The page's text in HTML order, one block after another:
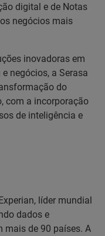
digital e de Notas
negócios mais
inovadoras em
negócios, a Serasa
do
com a incorporação
de inteligência e
líder mundial
dados e
mais de 90 países. A